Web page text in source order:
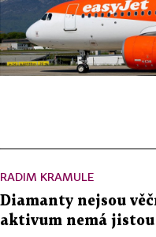
RADIM KRAMULE
Diamanty nejsou
aktivum nemá